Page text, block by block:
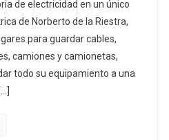
de electricidad en un único
de Norberto de la Riestra,
para guardar cables,
camiones y camionetas,
todo su equipamiento a una